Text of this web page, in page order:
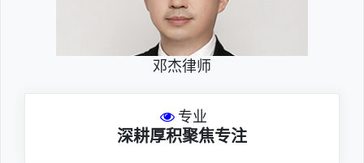
邓杰律师
专业
深耕厚积聚焦专注